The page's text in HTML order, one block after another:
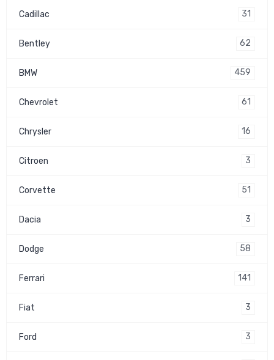
Cadillac 31
Bentley 62
BMW 459
Chevrolet 61
Chrysler 16
Citroen 3
Corvette 51
Dacia 3
Dodge 58
Ferrari 141
Fiat 3
Ford 3